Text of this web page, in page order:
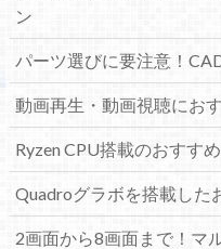
ン
パーツ選びに要注意！
動画再生・動画視聴にお
Ryzen CPU搭載のおすす
Quadroグラボを搭載した
2画面から8画面まで！マ